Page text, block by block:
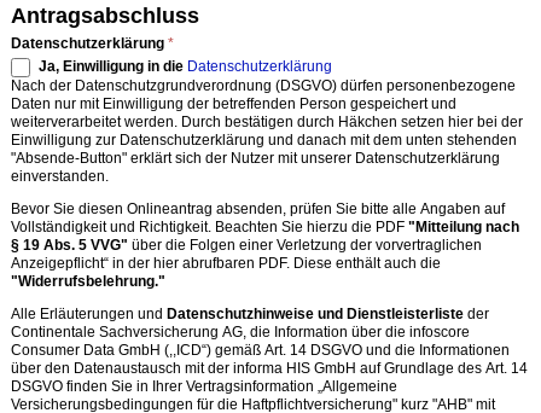
Antragsabschluss
Datenschutzerklärung *
Ja, Einwilligung in die Datenschutzerklärung
Nach der Datenschutzgrundverordnung (DSGVO) dürfen personenbezogene
Daten nur mit Einwilligung der betreffenden Person gespeichert und
weiterverarbeitet werden. Durch bestätigen durch Häkchen setzen hier bei der
Einwilligung zur Datenschutzerklärung und danach mit dem unten stehenden
"Absende-Button" erklärt sich der Nutzer mit unserer Datenschutzerklärung
einverstanden.
Bevor Sie diesen Onlineantrag absenden, prüfen Sie bitte alle Angaben auf
Vollständigkeit und Richtigkeit. Beachten Sie hierzu die PDF "Mitteilung nach
§ 19 Abs. 5 VVG" über die Folgen einer Verletzung der vorvertraglichen
Anzeigepflicht“ in der hier abrufbaren PDF. Diese enthält auch die
"Widerrufsbelehrung."
Alle Erläuterungen und Datenschutzhinweise und Dienstleisterlisteder
Continentale Sachversicherung AG, die Information über die infoscore
Consumer Data GmbH (,,ICD“) gemäß Art. 14 DSGVO und die Informationen
über den Datenaustausch mit der informa HIS GmbH auf Grundlage des Art. 14
DSGVO finden Sie in Ihrer Vertragsinformation „Allgemeine
Versicherungsbedingungen für die Haftpflichtversicherung" kurz "AHB" mit